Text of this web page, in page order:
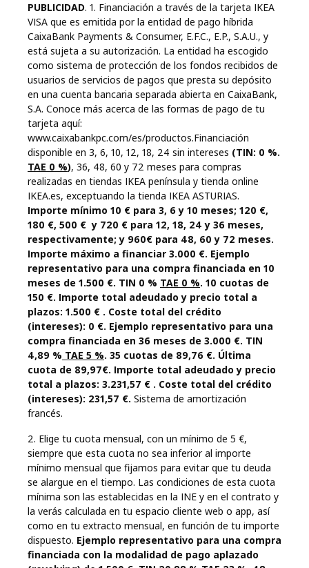
PUBLICIDAD. 1. Financiación a través de la tarjeta IKEA
VISA que es emitida por la entidad de pago híbrida
CaixaBank Payments & Consumer, E.F.C., E.P., S.A.U., y
está sujeta a su autorización. La entidad ha escogido
como sistema de protección de los fondos recibidos de
usuarios de servicios de pagos que presta su depósito
en una cuenta bancaria separada abierta en CaixaBank,
S.A. Conoce más acerca de las formas de pago de tu
tarjeta aquí:
www.caixabankpc.com/es/productos.Financiación
disponible en 3, 6, 10, 12, 18, 24 sin intereses (TIN: 0 %.
TAE 0 %), 36, 48, 60 y 72 meses para compras
realizadas en tiendas IKEA península y tienda online
IKEA.es, exceptuando la tienda IKEA ASTURIAS.
Importe mínimo 10 € para 3, 6 y 10 meses; 120 €,
180 €, 500 € y 720 € para 12, 18, 24 y 36 meses,
respectivamente; y 960€ para 48, 60 y 72 meses.
Importe máximo a financiar 3.000 €. Ejemplo
representativo para una compra financiada en 10
meses de 1.500 €. TIN 0 % TAE 0 %. 10 cuotas de
150 €. Importe total adeudado y precio total a
plazos: 1.500 € . Coste total del crédito
(intereses): 0 €. Ejemplo representativo para una
compra financiada en 36 meses de 3.000 €. TIN
4,89 % TAE 5 %. 35 cuotas de 89,76 €. Última
cuota de 89,97€. Importe total adeudado y precio
total a plazos: 3.231,57 € . Coste total del crédito
(intereses): 231,57 €. Sistema de amortización
francés.
2. Elige tu cuota mensual, con un mínimo de 5 €,
siempre que esta cuota no sea inferior al importe
mínimo mensual que fijamos para evitar que tu deuda
se alargue en el tiempo. Las condiciones de esta cuota
mínima son las establecidas en la INE y en el contrato y
la verás calculada en tu espacio cliente web o app, así
como en tu extracto mensual, en función de tu importe
dispuesto. Ejemplo representativo para una compra
financiada con la modalidad de pago aplazado